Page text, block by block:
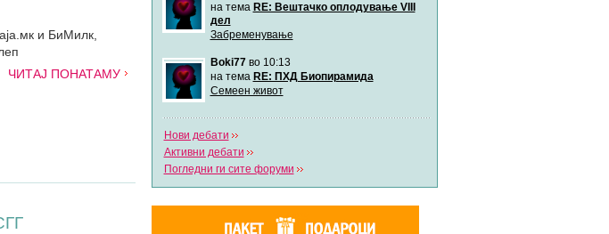
и БиМилк,
ЧИТАЈ ПОНАТАМУ
на тема RE: Вештачко оплодување VIII
дел
Забременување
Boki77во 10:13
на тема RE: ПХД Биопирамида
Семеен живот
Нови дебати
Активни дебати
Погледни ги сите форуми